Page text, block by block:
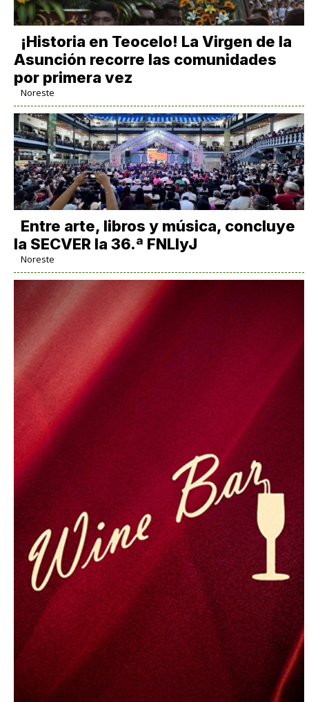
​¡Historia en Teocelo! La Virgen de la
Asunción recorre las comunidades
por primera vez
Noreste
Entre arte, libros y música, concluye
la SECVER la 36.ª FNLIyJ
Noreste